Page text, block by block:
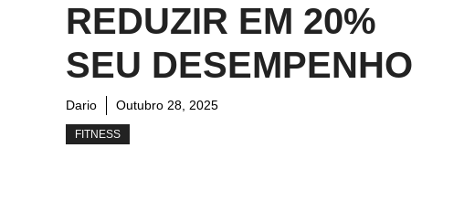
REDUZIR EM 20%
SEU DESEMPENHO
Dario Outubro 28, 2025
FITNESS